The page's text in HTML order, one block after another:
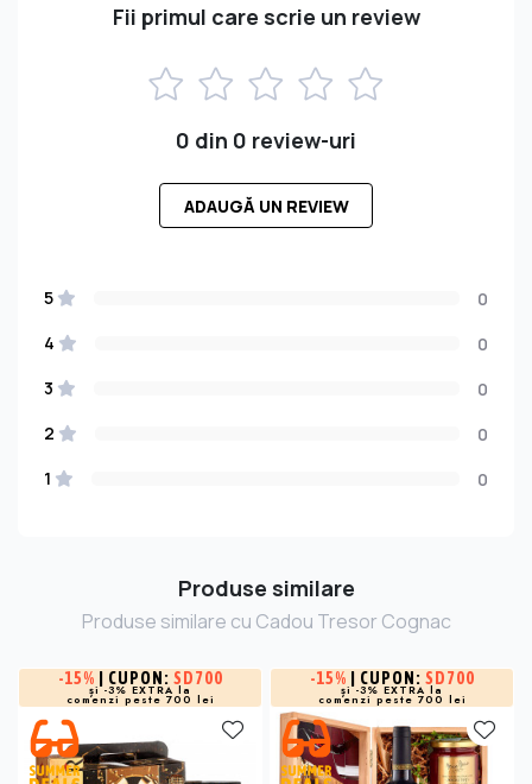
Fii primul care scrie un review
0 din 0 review-uri
ADAUGĂ UN REVIEW
5
0
4
0
3
0
2
0
1
0
Produse similare
Produse similare cu Cadou Tresor Cognac
-15% | CUPON: SD700
și -3% EXTRA la
comenzi peste 700 lei
-15% | CUPON: SD700
și -3% EXTRA la
comenzi peste 700 lei